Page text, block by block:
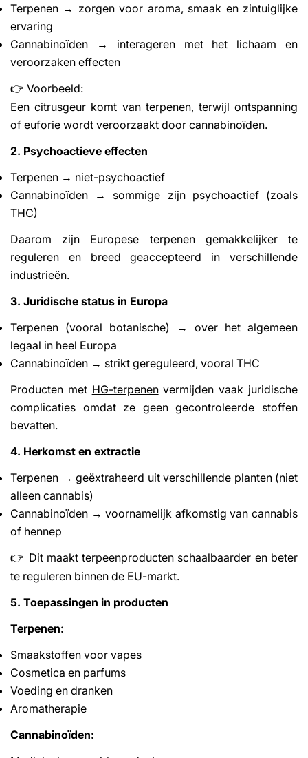
Terpenen → zorgen voor aroma, smaak en zintuiglijke
ervaring
Cannabinoïden → interageren met het lichaam en
veroorzaken effecten
👉 Voorbeeld:
Een citrusgeur komt van terpenen, terwijl ontspanning
of euforie wordt veroorzaakt door cannabinoïden.
2. Psychoactieve effecten
Terpenen → niet-psychoactief
Cannabinoïden → sommige zijn psychoactief (zoals
THC)
Daarom zijn Europese terpenen gemakkelijker te
reguleren en breed geaccepteerd in verschillende
industrieën.
3. Juridische status in Europa
Terpenen (vooral botanische) → over het algemeen
legaal in heel Europa
Cannabinoïden → strikt gereguleerd, vooral THC
Producten met HG-terpenenvermijden vaak juridische
complicaties omdat ze geen gecontroleerde stoffen
bevatten.
4. Herkomst en extractie
Terpenen → geëxtraheerd uit verschillende planten (niet
alleen cannabis)
Cannabinoïden → voornamelijk afkomstig van cannabis
of hennep
👉 Dit maakt terpeenproducten schaalbaarder en beter
te reguleren binnen de EU-markt.
5. Toepassingen in producten
Terpenen:
Smaakstoffen voor vapes
Cosmetica en parfums
Voeding en dranken
Aromatherapie
Cannabinoïden: